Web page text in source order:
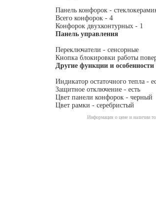
Панель конфорок -
Всего конфорок - 4
Конфорок двухконтурных - 1
Панель управления
Переключатели - сенсорные
Кнопка блокировки работы
Другие функции и особенности
Индикатор остаточного тепла -
Защитное отключение - есть
Цвет панели конфорок - черный
Цвет рамки - серебристый
Информация о цене и наличии